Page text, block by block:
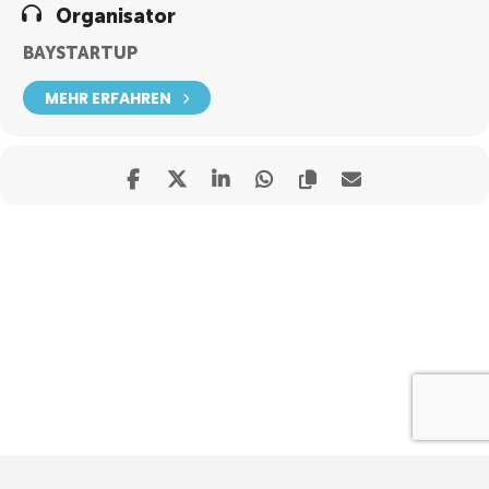
Organisator
BAYSTARTUP
MEHR ERFAHREN